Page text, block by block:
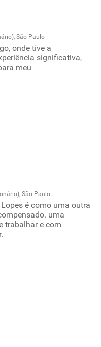
São Paulo
onde tive a
significativa,
meu
São Paulo
é como uma outra
uma
trabalhar e com